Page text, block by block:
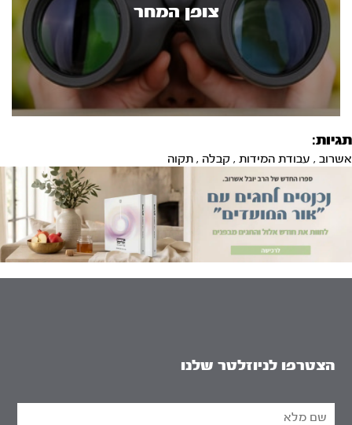
צופן המחר
תגיות:
אשרוב , עבודת המידות , קבלה , תקוה
הצטרפו לניוזלטר שלנו